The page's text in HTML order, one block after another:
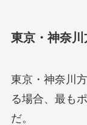
東京・神奈
東京・神奈川
る場合、最も
だ。